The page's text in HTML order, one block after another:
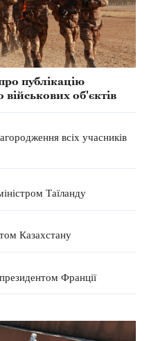
публікацію
об'єктів
всіх учасників
Таїланду
Казахстану
Франції